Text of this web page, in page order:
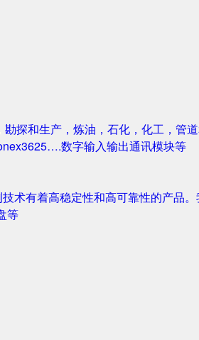
探和生产，炼油，石化，化工，管
数字输入输出通讯模块等
术有着高稳定性和高可靠性的产品
等